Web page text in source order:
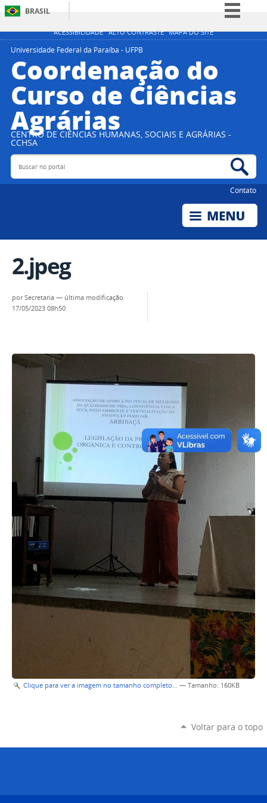
ACESSIBILIDADE ALTO CONTRASTE MAPA DO SITE
BRASIL
Simplifique!
Participe
Acesso à informação
Legislação
Universidade Federal da Paraíba - UFPB
Coordenação do
Curso de Ciências
Agrárias
CENTRO DE CIÊNCIAS HUMANAS, SOCIAIS E AGRÁRIAS -
CCHSA
Buscar no portal
Contato
2.jpeg
porSecretaria — última modificação
17/05/2023 08h50
Clique para ver a imagem no tamanho completo… — Tamanho: 160KB
Voltar para o topo